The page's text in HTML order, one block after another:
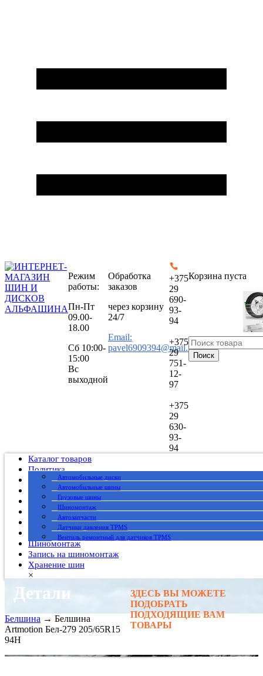
Режим
работы:
Пн-Пт
09.00-
18.00
Сб 10:00-
15:00
Вс
выходной
Обработка
заказов
через корзину
24/7
Email:
pavel6909394@mail.ru
+375
29
690-
93-
94
+375
29
751-
12-
97
+375
29
630-
93-
94
Корзина пуста
Поиск
Каталог товаров
Автомобильные диски
Автомобильные шины
Грузовые шины
Шиномонтаж
Автозапчасти
Датчики давления TPMS
Вентиль ремонтный для датчиков TPMS
Политика
Публичный договор
О нас
Оплата
Доставка
Вакансии
Гарантия
Шиномонтаж
Запись на шиномонтаж
Хранение шин
×
Детали
ЗДЕСЬ ВЫ МОЖЕТЕ
ПОДОБРАТЬ
ПОДХОДЯЩИЕ ВАМ
ТОВАРЫ
Белшина → Белшина
Artmotion Бел-279 205/65R15
94H